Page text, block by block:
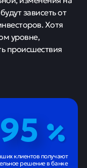
зависеть от
Хотя
уровне,
происшествия
95
клиентов получают
решение в банке